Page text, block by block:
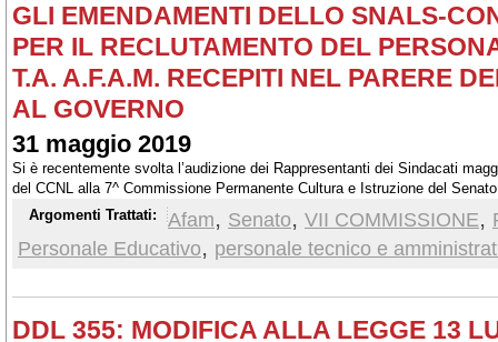
GLI EMENDAMENTI DELLO SNALS-
PER IL RECLUTAMENTO DEL
T.A. A.F.A.M. RECEPITI NEL PARERE
AL GOVERNO
31 maggio 2019
Si è recentemente svolta l’audizione dei Rappresentanti dei Sindacati
del CCNL alla 7^ Commissione Permanente Cultura e Istruzione del
legislativo relativo allo Schema di Decreto del Presidente della
procedure e le modalità per la programmazione e il reclutamento del
amministrativo e tecnico del comparto dell'alta formazione artistica,
Argomenti Trattati: Afam, Senato, VII COMMISSIONE,
Personale Educativo, personale tecnico e
DDL 355: MODIFICA ALLA LEGGE 13